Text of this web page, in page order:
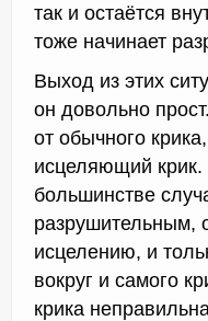
так и остаётся
тоже начинает
Выход из этих
он довольно
от обычного
исцеляющий
большинстве
разрушительным,
исцелению, и
вокруг и самого
крика